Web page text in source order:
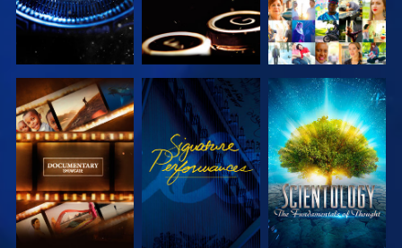
VERKEN DE
SERIE
KIJK
VERKEN DE
SERIE